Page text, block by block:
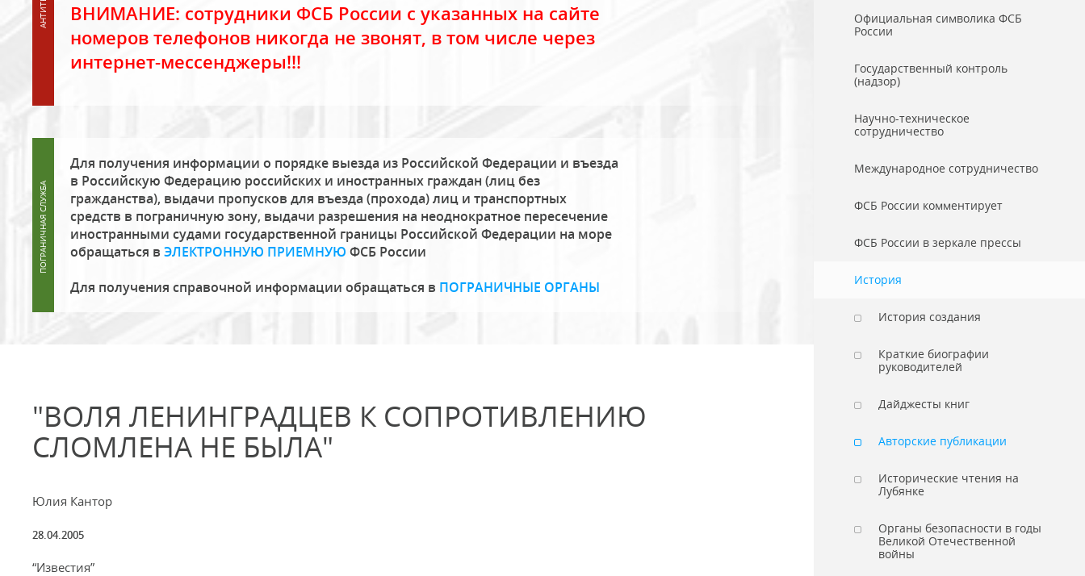
ВНИМАНИЕ: сотрудники ФСБ России с указанных на сайте
номеров телефонов никогда не звонят, в том числе через
интернет-мессенджеры!!!
Для получения информации о порядке выезда из Российской Федерации и въезда
в Российскую Федерацию российских и иностранных граждан (лиц без
гражданства), выдачи пропусков для въезда (прохода) лиц и транспортных
средств в пограничную зону, выдачи разрешения на неоднократное пересечение
иностранными судами государственной границы Российской Федерации на море
обращаться в ЭЛЕКТРОННУЮ ПРИЕМНУЮ ФСБ России
Для получения справочной информации обращаться в ПОГРАНИЧНЫЕ ОРГАНЫ
"ВОЛЯ ЛЕНИНГРАДЦЕВ К СОПРОТИВЛЕНИЮ
СЛОМЛЕНА НЕ БЫЛА"
Юлия Кантор
28.04.2005
“Известия”
Официальная символика ФСБ
России
Государственный контроль
(надзор)
Научно-техническое
сотрудничество
Международное сотрудничество
ФСБ России комментирует
ФСБ России в зеркале прессы
История
История создания
Краткие биографии
руководителей
Дайджесты книг
Авторские публикации
Исторические чтения на
Лубянке
Органы безопасности в годы
Великой Отечественной
войны